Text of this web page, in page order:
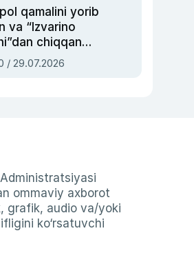
qamalini yorib
va “Izvarino
chiqqan
— Ukraina
bosh
/ 29.07.2026
ommaviy axborot
grafik, audio va/yoki
ko‘rsatuvchi